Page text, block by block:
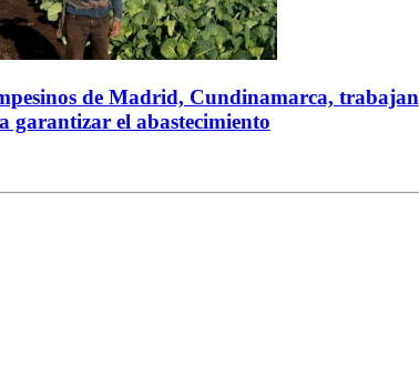
de Madrid, Cundinamarca, trabajan
garantizar el abastecimiento